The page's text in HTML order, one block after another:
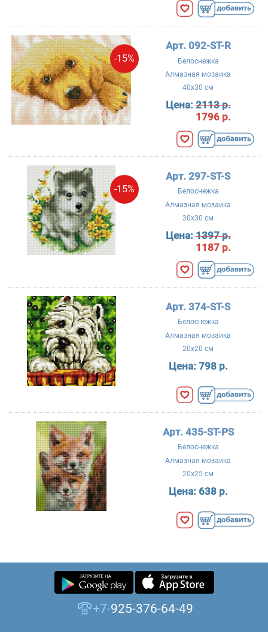
-15%
Арт. 092-ST-R
Белоснежка
Алмазная мозаика
40x30 см
Цена:2113 р.
1796 р.
-15%
Арт. 297-ST-S
Белоснежка
Алмазная мозаика
30x30 см
Цена:1397 р.
1187 р.
Арт. 374-ST-S
Белоснежка
Алмазная мозаика
20x20 см
Цена: 798 р.
Арт. 435-ST-PS
Белоснежка
Алмазная мозаика
20x25 см
Цена: 638 р.
+7-925-376-64-49